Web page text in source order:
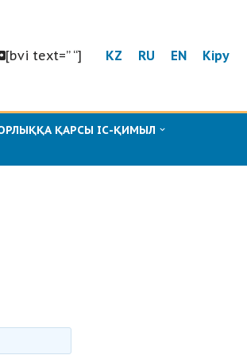
[bvi text=” “] KZ RU EN Кіру
ҚАРСЫ ІС-ҚИМЫЛ